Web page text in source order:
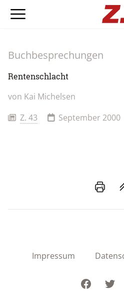
Buchbesprechungen
Rentenschlacht
von Kai Michelsen
Z. 43
September 2000
Impressum
Facebook